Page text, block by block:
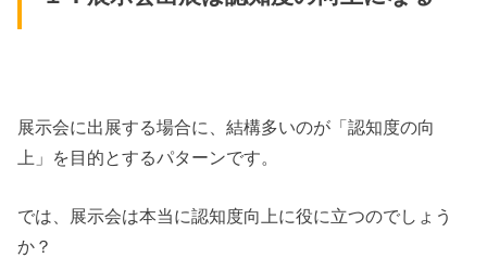
展示会に出展する場合に、結構多いのが「認知度の向
上」を目的とするパターンです。
では、展示会は本当に認知度向上に役に立つのでしょう
か？